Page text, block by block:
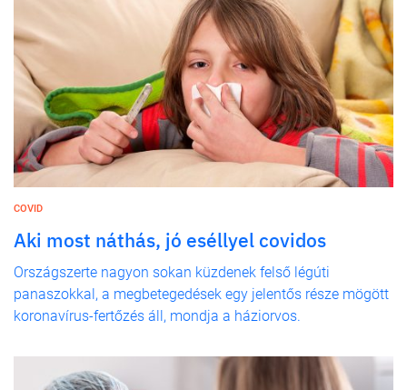
COVID
Aki most náthás, jó eséllyel covidos
Országszerte nagyon sokan küzdenek felső légúti
panaszokkal, a megbetegedések egy jelentős része mögött
koronavírus-fertőzés áll, mondja a háziorvos.